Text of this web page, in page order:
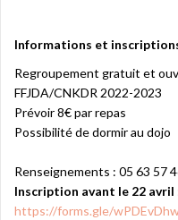
Informations et
Regroupement gratuit et
FFJDA/CNKDR 2022-2023
Prévoir 8€ par repas
Possibilité de dormir au dojo
Renseignements : 05 63 57
Inscription avant le 22 avril
https://forms.gle/